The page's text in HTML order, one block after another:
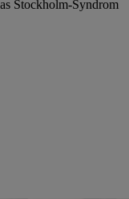
Stockholm-Syndrom